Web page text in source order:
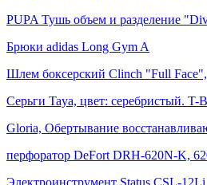
PUPA Тушь объем и разделение
Брюки adidas Long Gym A
Шлем боксерский Clinch "Full
Серьги Taya, цвет: серебристый.
Gloria, Обертывание
перфоратор DeFort DRH-620N-K,
Электроинструмент Status CSL-